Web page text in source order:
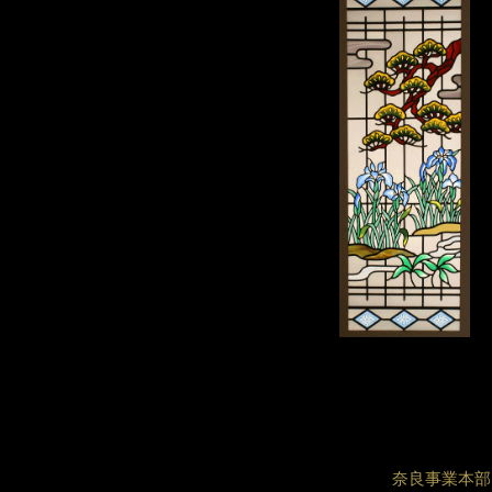
奈良事業本